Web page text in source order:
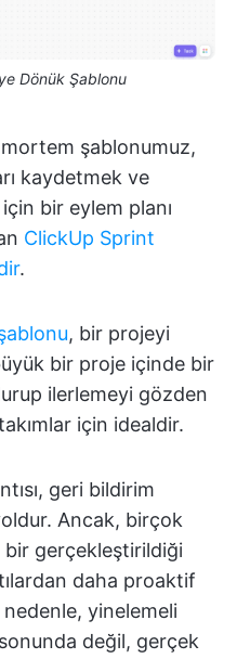
Dönük Şablonu
şablonumuz,
kaydetmek ve
bir eylem planı
ClickUp Sprint
.
, bir projeyi
bir proje içinde bir
ilerlemeyi gözden
için idealdir.
geri bildirim
Ancak, birçok
gerçekleştirildiği
daha proaktif
nedenle, yinelemeli
değil, gerçek